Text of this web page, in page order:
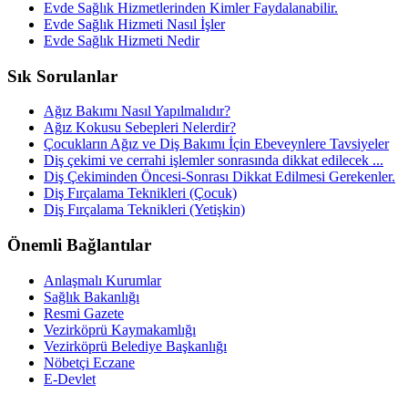
Evde Sağlık Hizmetlerinden Kimler Faydalanabilir.
Evde Sağlık Hizmeti Nasıl İşler
Evde Sağlık Hizmeti Nedir
Sık Sorulanlar
Ağız Bakımı Nasıl Yapılmalıdır?
Ağız Kokusu Sebepleri Nelerdir?
Çocukların Ağız ve Diş Bakımı İçin Ebeveynlere Tavsiyeler
Diş çekimi ve cerrahi işlemler sonrasında dikkat edilecek ...
Diş Çekiminden Öncesi-Sonrası Dikkat Edilmesi Gerekenler.
Diş Fırçalama Teknikleri (Çocuk)
Diş Fırçalama Teknikleri (Yetişkin)
Önemli Bağlantılar
Anlaşmalı Kurumlar
Sağlık Bakanlığı
Resmi Gazete
Vezirköprü Kaymakamlığı
Vezirköprü Belediye Başkanlığı
Nöbetçi Eczane
E-Devlet